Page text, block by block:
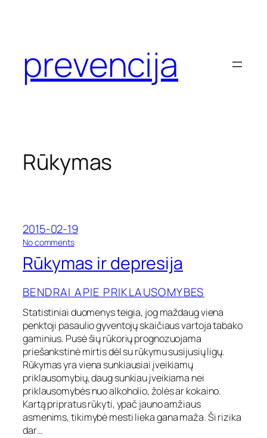
prevencija
Rūkymas
2015-02-19
No commentso
R
ū
k
y
m
a
s
i
r
d
e
p
r
e
s
Rūkymas ir depresija
BENDRAI APIE PRIKLAUSOMYBES
Statistiniai duomenys teigia, jog maždaug viena
penktoji pasaulio gyventojų skaičiaus vartoja tabako
gaminius. Pusė šių rūkorių prognozuojama
priešankstinė mirtis dėl su rūkymu susijusių ligų.
Rūkymas yra viena sunkiausiai įveikiamų
priklausomybių, daug sunkiau įveikiama nei
priklausomybės nuo alkoholio, žolės ar kokaino.
Kartą pripratus rūkyti, ypač jauno amžiaus
asmenims, tikimybė mesti lieka gana maža. Ši rizika
dar…